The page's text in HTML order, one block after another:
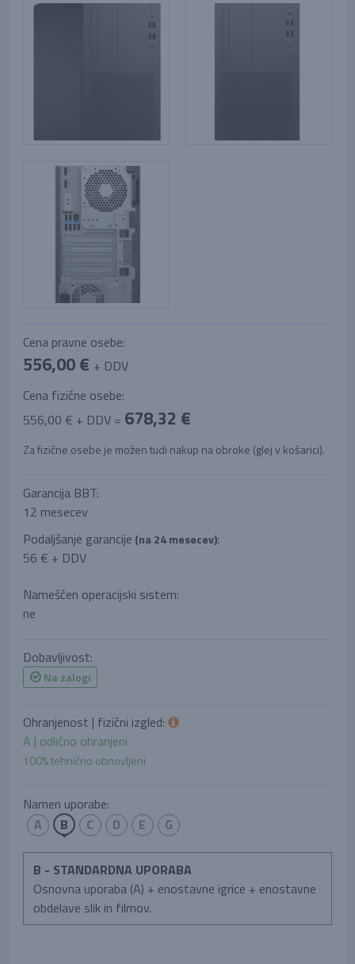
Cena pravne osebe:
556,00 € + DDV
Cena fizične osebe:
556,00 € + DDV = 678,32 €
Za fizične osebe je možen tudi nakup na obroke (glej v košarici).
Garancija BBT:
12 mesecev
Podaljšanje garancije (na 24 mesecev):
56 € + DDV
Nameščen operacijski sistem:
ne
Dobavljivost:
Na zalogi
Ohranjenost | fizični izgled:
A | odlično ohranjeni
100% tehnično obnovljeni
Namen uporabe:
A
B C D E G
B - STANDARDNA UPORABA
Osnovna uporaba (A) + enostavne igrice + enostavne
obdelave slik in filmov.